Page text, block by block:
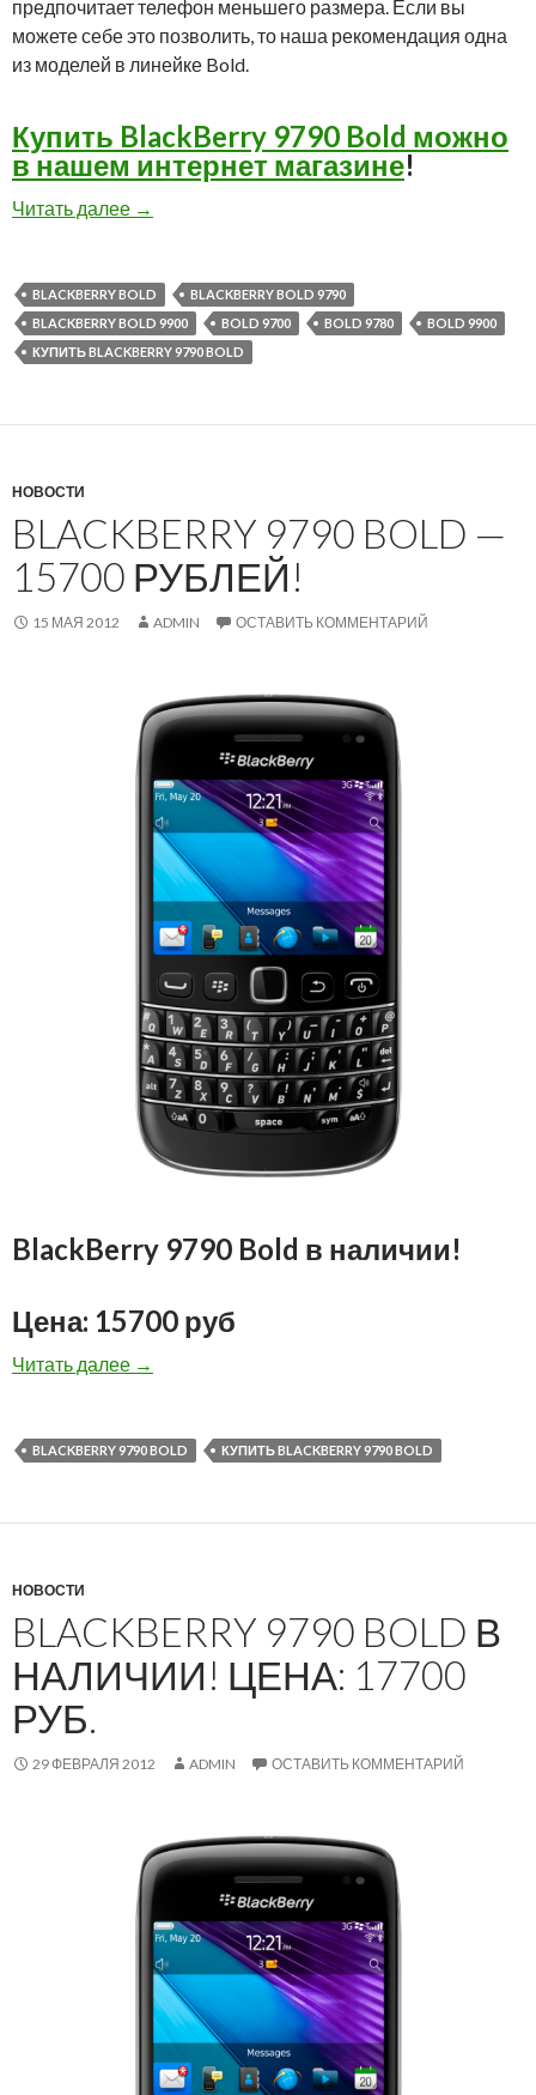
предпочитает телефон меньшего размера. Если вы
можете себе это позволить, то наша рекомендация одна
из моделей в линейке Bold.
Купить BlackBerry 9790 Bold можно
в нашем интернет магазине!
Читать далее BlackBerry 9790 Bold: обзор нового
→
BLACKBERRY BOLD
BLACKBERRY BOLD 9790
BLACKBERRY BOLD 9900
BOLD 9700 BOLD 9780
BOLD 9900
КУПИТЬ BLACKBERRY 9790 BOLD
НОВОСТИ
BLACKBERRY 9790 BOLD —
15700 РУБЛЕЙ!
15 МАЯ 2012 ADMIN ОСТАВИТЬ КОММЕНТАРИЙ
BlackBerry 9790 Bold в наличии!
Цена: 15700 руб
Читать далее BlackBerry 9790 Bold — 15700 рублей!
→
BLACKBERRY 9790 BOLD КУПИТЬ BLACKBERRY 9790 BOLD
НОВОСТИ
BLACKBERRY 9790 BOLD В
НАЛИЧИИ! ЦЕНА: 17700
РУБ.
29 ФЕВРАЛЯ 2012 ADMIN ОСТАВИТЬ КОММЕНТАРИЙ